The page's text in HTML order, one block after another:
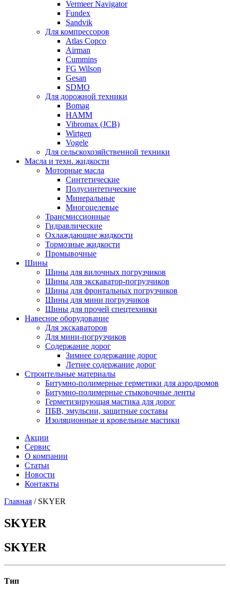
Vermeer Navigator
Fundex
Sandvik
Для компрессоров
Atlas Copco
Airman
Cummins
FG Wilson
Gesan
SDMO
Для дорожной техники
Bomag
HAMM
Vibromax (JCB)
Wirtgen
Vogele
Для сельскохозяйственной техники
Масла и техн. жидкости
Моторные масла
Синтетические
Полусинтетические
Минеральные
Многоцелевые
Трансмиссионные
Гидравлические
Охлаждающие жидкости
Тормозные жидкости
Промывочные
Шины
Шины для вилочных погрузчиков
Шины для экскаватор-погрузчиков
Шины для фронтальных погрузчиков
Шины для мини погрузчиков
Шины для прочей спецтехники
Навесное оборудование
Для экскаваторов
Для мини-погрузчиков
Содержание дорог
Зимнее содержание дорог
Летнее содержание дорог
Строительные материалы
Битумно-полимерные герметики для аэродромов
Битумно-полимерные стыковочные ленты
Герметизирующая мастика для дорог
ПБВ, эмульсии, защитные составы
Изоляционные и кровельные мастики
Акции
Сервис
О компании
Статьи
Новости
Контакты
Главная / SKYER
SKYER
SKYER
Тип